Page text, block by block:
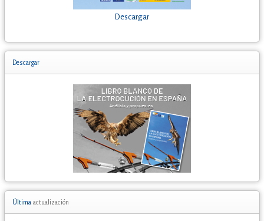
Descargar
Descargar
Última actualización